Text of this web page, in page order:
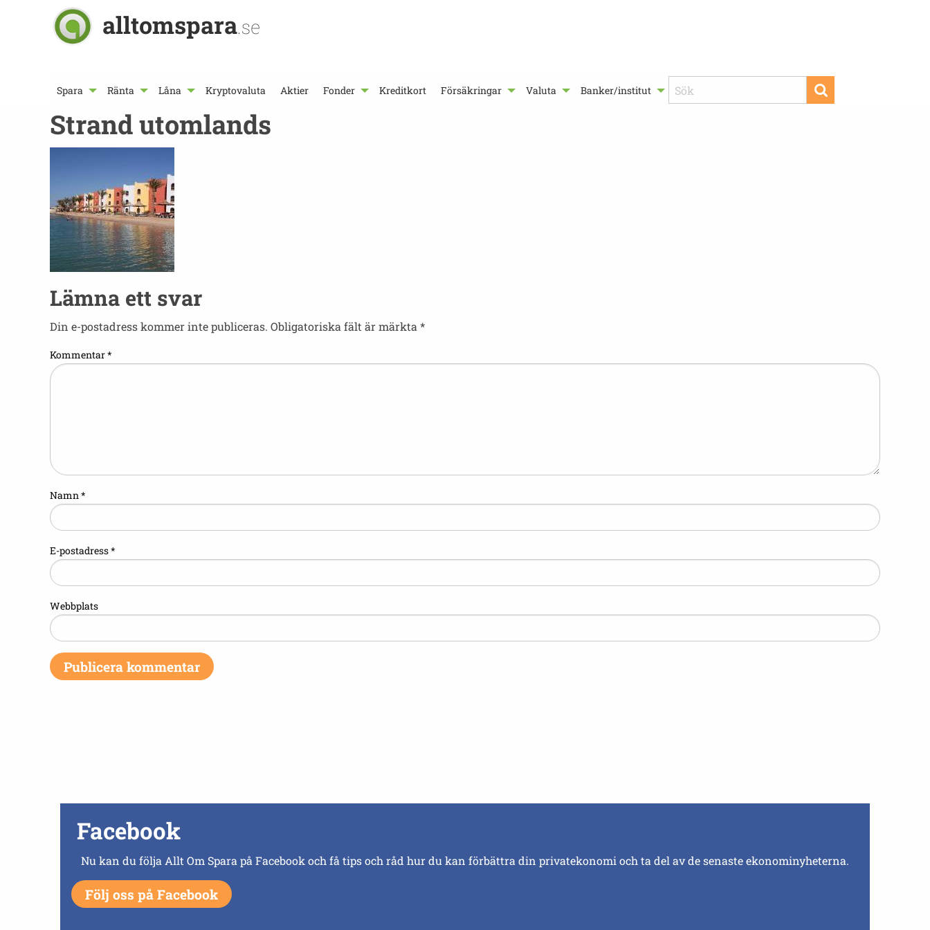
alltomspara.se
Spara Ränta Låna Kryptovaluta Aktier Fonder Kreditkort Försäkringar Valuta Banker/institut
Strand utomlands
Lämna ett svar
Din e-postadress kommer inte publiceras. Obligatoriska fält är märkta *
Kommentar*
Namn*
E-postadress*
Webbplats
Facebook
Nu kan du följa Allt Om Spara på Facebook och få tips och råd hur du kan förbättra din privatekonomi och ta del av de senaste ekonominyheterna.
Följ oss på Facebook